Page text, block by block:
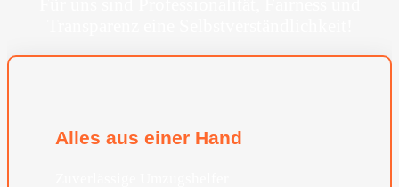
Alles aus einer Hand